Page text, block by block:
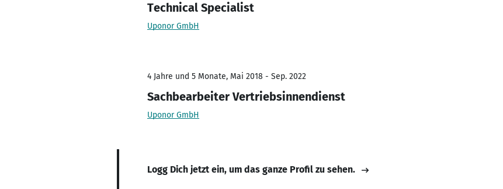
Technical Specialist
Uponor GmbH
4 Jahre und 5 Monate, Mai 2018 - Sep. 2022
Sachbearbeiter Vertriebsinnendienst
Uponor GmbH
Logg Dich jetzt ein, um das ganze Profil zu sehen.